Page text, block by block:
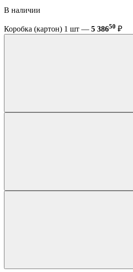
В наличии
Коробка (картон) 1 шт — 5 38650 ₽